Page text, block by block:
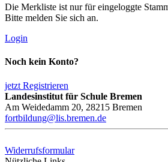
Die Merkliste ist nur für eingeloggte
Bitte melden Sie sich an.
Login
Noch kein Konto?
jetzt Registrieren
Landesinstitut für Schule Bremen
Am Weidedamm 20, 28215 Bremen
fortbildung@lis.bremen.de
Widerrufsformular